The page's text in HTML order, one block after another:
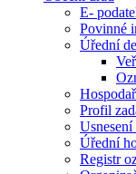
E-
Povinné
Úřední
Profil
Usnesení
Úřední
Registr